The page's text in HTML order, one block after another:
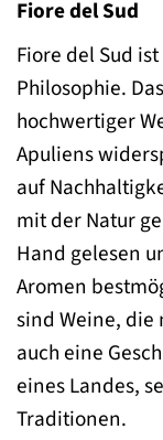
Fiore del Sud
Fiore del Sud
Philosophie. Das
hochwertiger
Apuliens
auf
mit der Natur
Hand gelesen
Aromen
sind Weine, die
auch eine
eines Landes,
Traditionen.